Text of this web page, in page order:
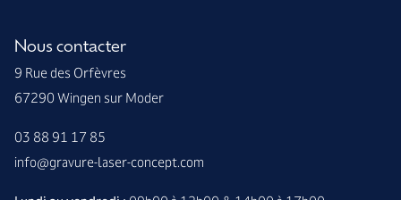
Nous contacter
9 Rue des Orfèvres
67290 Wingen sur Moder
03 88 91 17 85
info@gravure-laser-concept.com